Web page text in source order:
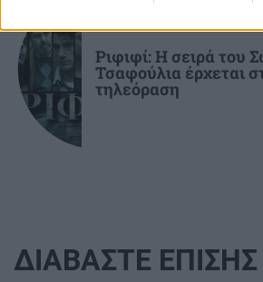
Ριφιφί: Η σειρά του
Τσαφούλια έρχεται
τηλεόραση
ΔΙΑΒΑΣΤΕ ΕΠΙΣΗΣ